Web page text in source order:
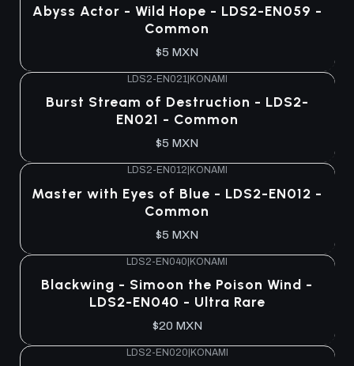
Abyss Actor - Wild Hope - LDS2-EN059 -
Common
$5 MXN
LDS2-EN021| KONAMI
Burst Stream of Destruction - LDS2-
EN021 - Common
$5 MXN
LDS2-EN012 KONAMI
Master with Eyes of Blue - LDS2-EN012 -
Common
$5 MXN
LDS2-EN040|KONAMI
Blackwing - Simoon the Poison Wind -
LDS2-EN040 - Ultra Rare
$20 MXN
LDS2-EN020 KONAMI